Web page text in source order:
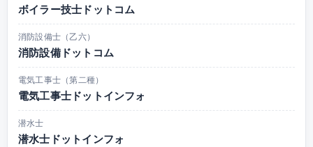
ボイラー技士ドットコム
消防設備士（乙六）
消防設備ドットコム
電気工事士（第二種）
電気工事士ドットインフォ
潜水士
潜水士ドットインフォ